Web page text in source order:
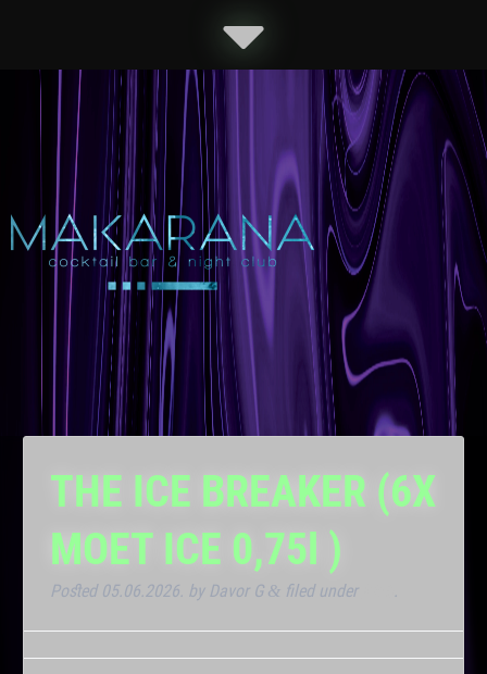
THE ICE BREAKER (6X
MOET ICE 0,75l )
Posted 05.06.2026. by Davor G & filed under .